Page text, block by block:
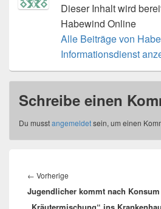
Dieser Inhalt wird
Habewind Online
Alle Beiträge von
Informationsdienst
Schreibe einen
Du musstangemeldetsein, um einen
← Vorherige
Beitrag:
Jugendlicher kommt nach